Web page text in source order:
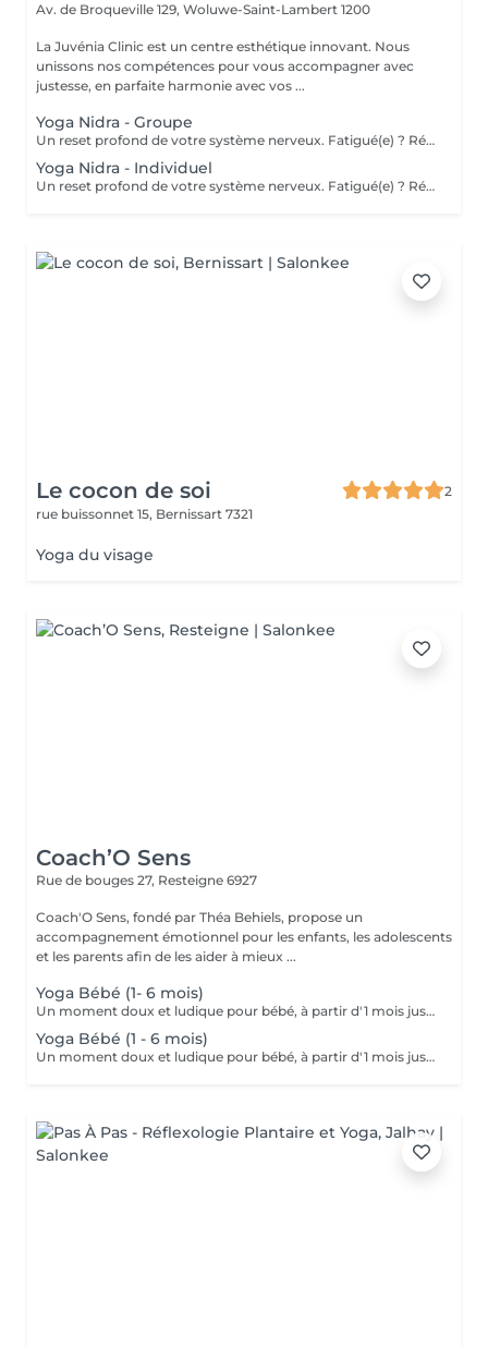
Av. de Broqueville 129, Woluwe-Saint-Lambert 1200
La Juvénia Clinic est un centre esthétique innovant. Nous
unissons nos compétences pour vous accompagner avec
justesse, en parfaite harmonie avec vos ...
Yoga Nidra - Groupe
Un reset profond de votre système nerveux. Fatigué(e) ? Récupérez quelques heures de sommeil en 20 min ! Un boost naturel et rapide ! Relaxation profonde guidée (type sommeil conscient ou "Yogic sleep") pour calmer le système nerveux, améliorer le sommeil et recharger l'énergie. (@Juvénia clinic) Places limitées. Abonnements à prix réduits possibles (5 séances + 1 gratuite ou 8 séances + 2 gratuites).
Yoga Nidra - Individuel
Un reset profond de votre système nerveux. Fatigué(e) ? Récupérez quelques heures de sommeil en 20 min ! Un boost naturel et rapide ! Relaxation profonde guidée (type sommeil conscient ou "Yogic sleep") pour calmer le système nerveux, améliorer le sommeil et recharger l'énergie. Séance adaptée à vos besoins pour relâcher stress et fatigue, soutenir la récupération et retrouver un vrai lâcher-prise. (@Juvénia clinic ou HoLiCo Practice - Sint Stevens Woluwe ou online) Abonnements à prix réduits possibles (5 séances + 1 gratuite ou 8 séances + 2 gratuites).
Le cocon de soi
2
rue buissonnet 15, Bernissart 7321
Yoga du visage
Coach’O Sens
Rue de bouges 27, Resteigne 6927
Coach'O Sens, fondé par Théa Behiels, propose un
accompagnement émotionnel pour les enfants, les adolescents
et les parents afin de les aider à mieux ...
Yoga Bébé (1- 6 mois)
Un moment doux et ludique pour bébé, à partir d'1 mois jusqu'au moment où il se retourne, afin de favoriser son développement moteur, sa souplesse et sa détente. Le yoga bébé renforce le lien parent/enfant, stimule la coordination, la respiration et le bien-être émotionnel, tout en respectant le rythme de l'enfant. Un moment de complicité, de calme et d'éveil sensoriel à partager avec votre tout-petit.
Yoga Bébé (1 - 6 mois)
Un moment doux et ludique pour bébé, à partir d'1 mois jusqu'au moment où il se retourne, afin de favoriser son développement moteur, sa souplesse et sa détente. Le yoga bébé renforce le lien parent/enfant, stimule la coordination, la respiration et le bien-être émotionnel, tout en respectant le rythme de l'enfant. Un moment de complicité, de calme et d'éveil sensoriel à partager avec votre tout-petit.